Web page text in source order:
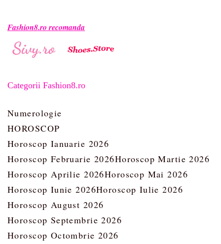
Fashion8.ro recomanda
Categorii Fashion8.ro
Numerologie
HOROSCOP
Horoscop Ianuarie 2026
Horoscop Februarie 2026Horoscop Martie 2026
Horoscop Aprilie 2026Horoscop Mai 2026
Horoscop Iunie 2026Horoscop Iulie 2026
Horoscop August 2026
Horoscop Septembrie 2026
Horoscop Octombrie 2026